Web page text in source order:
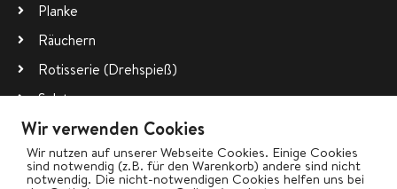
Planke
Räuchern
Rotisserie (Drehspieß)
Salate
Vegetarisch
Wok
Wir verwenden Cookies
Wir nutzen auf unserer Webseite Cookies. Einige Cookies
sind notwendig (z.B. für den Warenkorb) andere sind nicht
notwendig. Die nicht-notwendigen Cookies helfen uns bei